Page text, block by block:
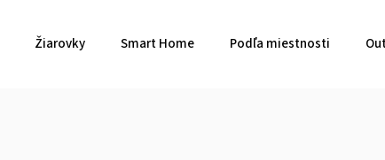
Žiarovky Smart Home Podľa miestnosti